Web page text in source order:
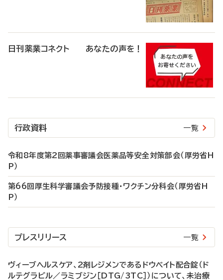
日刊薬業コネクト あなたの声を！
行政資料 一覧
令和8年度第2回薬事審議会医薬品等安全対策部会（厚労省H
P）
第66回厚生科学審議会予防接種・ワクチン分科会（厚労省H
P）
プレスリリース 一覧
ヴィーブヘルスケア、2剤レジメンであるドウベイト配合錠（ド
ルテグラビル／ラミブジン［DTG/3TC］）について、未治療